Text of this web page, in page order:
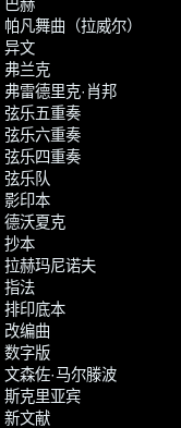
巴赫
帕凡舞曲（拉威尔）
异文
弗兰克
弗雷德里克·肖邦
弦乐五重奏
弦乐六重奏
弦乐四重奏
弦乐队
影印本
德沃夏克
抄本
拉赫玛尼诺夫
指法
排印底本
改编曲
数字版
文森佐·马尔滕波
斯克里亚宾
新文献